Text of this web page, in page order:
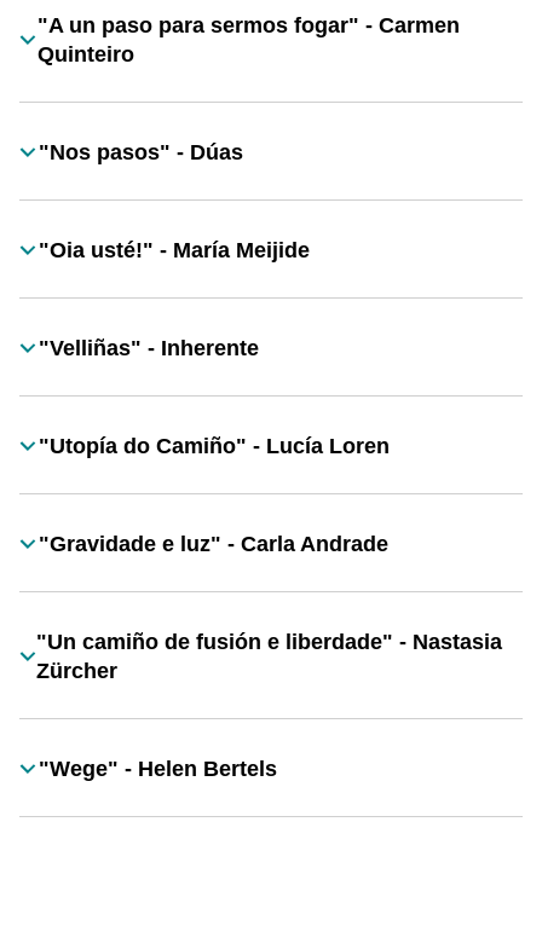
Título
"A un paso para sermos fogar" - Carmen
Quinteiro
Título
"Nos pasos" - Dúas
Título
"Oia usté!" - María Meijide
Título
"Velliñas" - Inherente
Título
"Utopía do Camiño" - Lucía Loren
Título
"Gravidade e luz" - Carla Andrade
Título
"Un camiño de fusión e liberdade" - Nastasia
Zürcher
Título
"Wege" - Helen Bertels